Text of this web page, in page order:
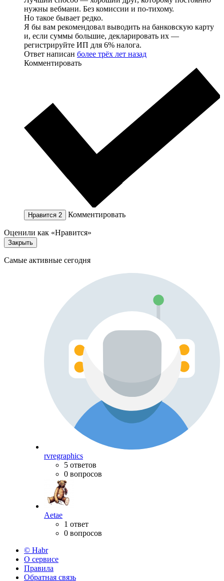
нужны вебмани. Без комиссии и по-тихому.
Но такое бывает редко.
Я бы вам рекомендовал выводить на банковскую карту
и, если суммы большие, декларировать их —
регистрируйте ИП для 6% налога.
Ответ написан более трёх лет назад
Комментировать
Нравится 2 Комментировать
Оценили как «Нравится»
Закрыть
Самые активные сегодня
rvregraphics
5 ответов
0 вопросов
Aetae
1 ответ
0 вопросов
© Habr
О сервисе
Правила
Обратная связь